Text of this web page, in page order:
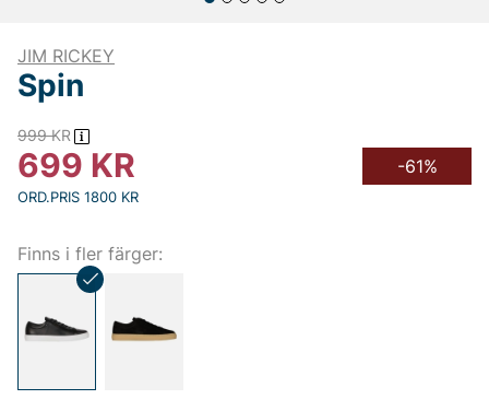
JIM RICKEY
Spin
999KR
699 KR
ORD.PRIS 1800 KR
-61%
Finns i fler färger: